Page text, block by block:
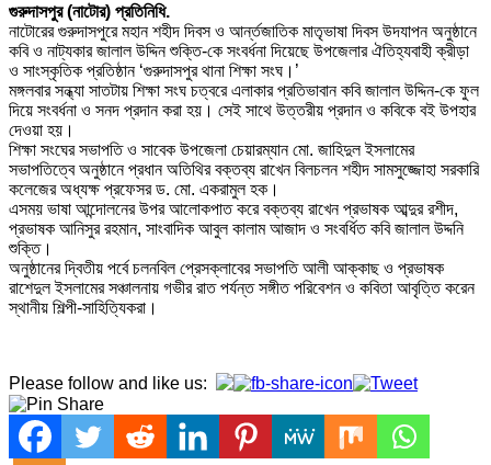
গুরুদাসপুর (নাটোর) প্রতিনিধি.
নাটোরের গুরুদাসপুরে মহান শহীদ দিবস ও আর্ন্তজাতিক মাতৃভাষা দিবস উদযাপন অনুষ্ঠানে
কবি ও নাট্যকার জালাল উদ্দিন শুক্তি-কে সংবর্ধনা দিয়েছে উপজেলার ঐতিহ্যবাহী ক্রীড়া
ও সাংস্কৃতিক প্রতিষ্ঠান ‘গুরুদাসপুর থানা শিক্ষা সংঘ।’
মঙ্গলবার সন্ধ্যা সাতটায় শিক্ষা সংঘ চত্বরে এলাকার প্রতিভাবান কবি জালাল উদ্দিন-কে ফুল
দিয়ে সংবর্ধনা ও সনদ প্রদান করা হয়। সেই সাথে উত্তরীয় প্রদান ও কবিকে বই উপহার
দেওয়া হয়।
শিক্ষা সংঘের সভাপতি ও সাবেক উপজেলা চেয়ারম্যান মো. জাহিদুল ইসলামের
সভাপতিত্বে অনুষ্ঠানে প্রধান অতিথির বক্তব্য রাখেন বিলচলন শহীদ সামসুজ্জোহা সরকারি
কলেজের অধ্যক্ষ প্রফেসর ড. মো. একরামুল হক।
এসময় ভাষা আন্দোলনের উপর আলোকপাত করে বক্তব্য রাখেন প্রভাষক আব্দুর রশীদ,
প্রভাষক আনিসুর রহমান, সাংবাদিক আবুল কালাম আজাদ ও সংবর্ধিত কবি জালাল উদ্দনি
শুক্তি।
অনুষ্ঠানের দ্বিতীয় পর্বে চলনবিল প্রেসক্লাবের সভাপতি আলী আক্কাছ ও প্রভাষক
রাশেদুল ইসলামের সঞ্চালনায় গভীর রাত পর্যন্ত সঙ্গীত পরিবেশন ও কবিতা আবৃত্তি করেন
স্থানীয় শিল্পী-সাহিত্যিকরা।
Please follow and like us: